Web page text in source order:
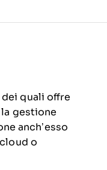
quali offre
gestione
anch’esso
o